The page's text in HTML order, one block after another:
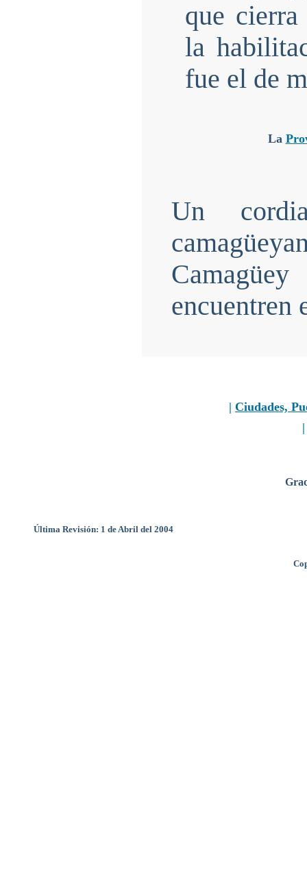
que
la
fue el de
La
Un
encuentren
| Ciudades,
Última Revisión: 1 de Abril del 2004